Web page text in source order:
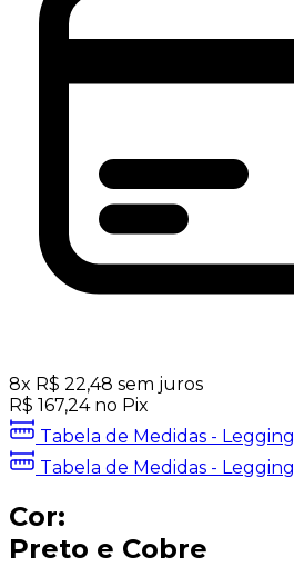
8x R$ 22,48 sem juros
R$ 167,24 no Pix
Tabela de Medidas - Legging
Tabela de Medidas - Legging
Cor:
Preto e Cobre